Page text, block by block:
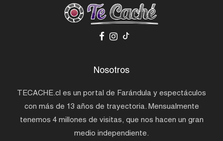
Nosotros
TECACHE.cl es un portal de Farándula y espectáculos
con más de 13 años de trayectoria. Mensualmente
tenemos 4 millones de visitas, que nos hacen un gran
medio independiente.